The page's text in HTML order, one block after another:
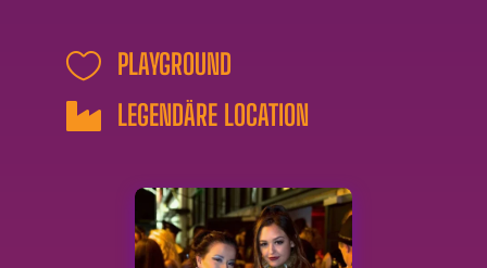
 PLAYGROUND
 LEGENDÄRE LOCATION